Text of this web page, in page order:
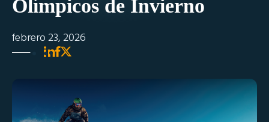
Olímpicos de Invierno
febrero 23, 2026